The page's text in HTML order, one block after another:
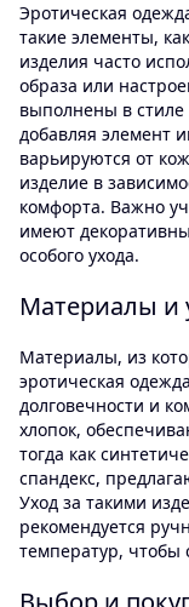
Эротическая
такие элементы,
изделия часто
образа или
выполнены в стиле
добавляя элемент
варьируются от
изделие в
комфорта. Важно
имеют
особого ухода.
Материалы и
Материалы, из
эротическая
долговечности и
хлопок,
тогда как
спандекс,
Уход за такими
рекомендуется
температур, чтобы